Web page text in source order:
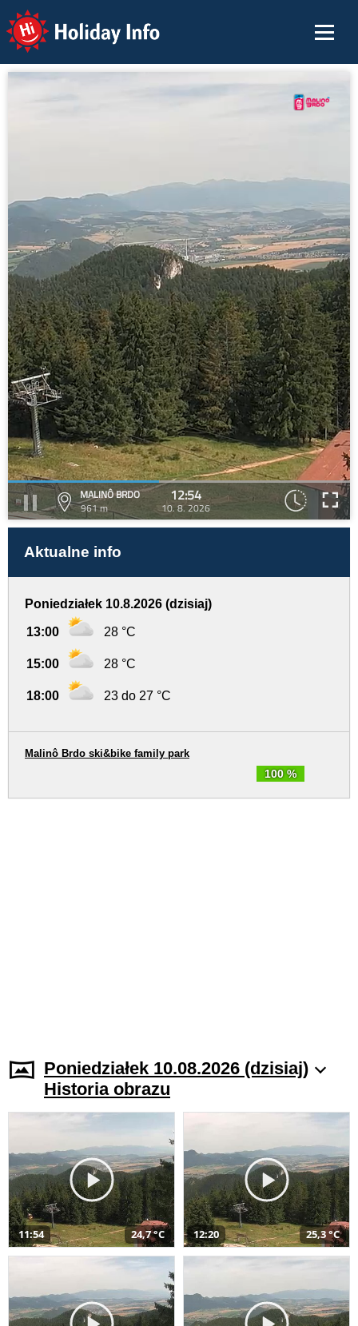
Holiday Info
MALINÔ BRDO
961 m
12:54
10. 8. 2026
Aktualne info
Poniedziałek 10.8.2026 (dzisiaj)
13:00 28 °C
15:00 28 °C
18:00 23 do 27 °C
100 %
Malinô Brdo ski&bike family park
Poniedziałek 10.08.2026 (dzisiaj)
Historia obrazu
11:54 24,7 °C 12:20 25,3 °C